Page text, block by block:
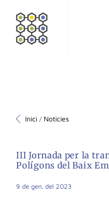
Inici / Noticies
III Jornada per la
Polígons del Baix
9 de gen. del 2023